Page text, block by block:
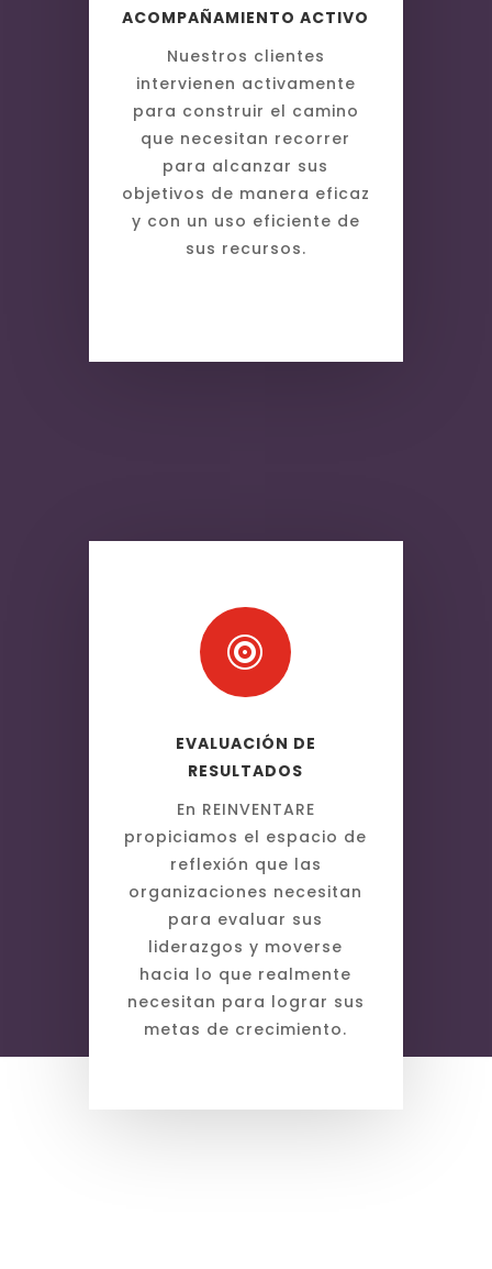
ACOMPAÑAMIENTO ACTIVO
Nuestros clientes
intervienen activamente
para construir el camino
que necesitan recorrer
para alcanzar sus
objetivos de manera eficaz
y con un uso eficiente de
sus recursos.

EVALUACIÓN DE
RESULTADOS
En REINVENTARE
propiciamos el espacio de
reflexión que las
organizaciones necesitan
para evaluar sus
liderazgos y moverse
hacia lo que realmente
necesitan para lograr sus
metas de crecimiento.